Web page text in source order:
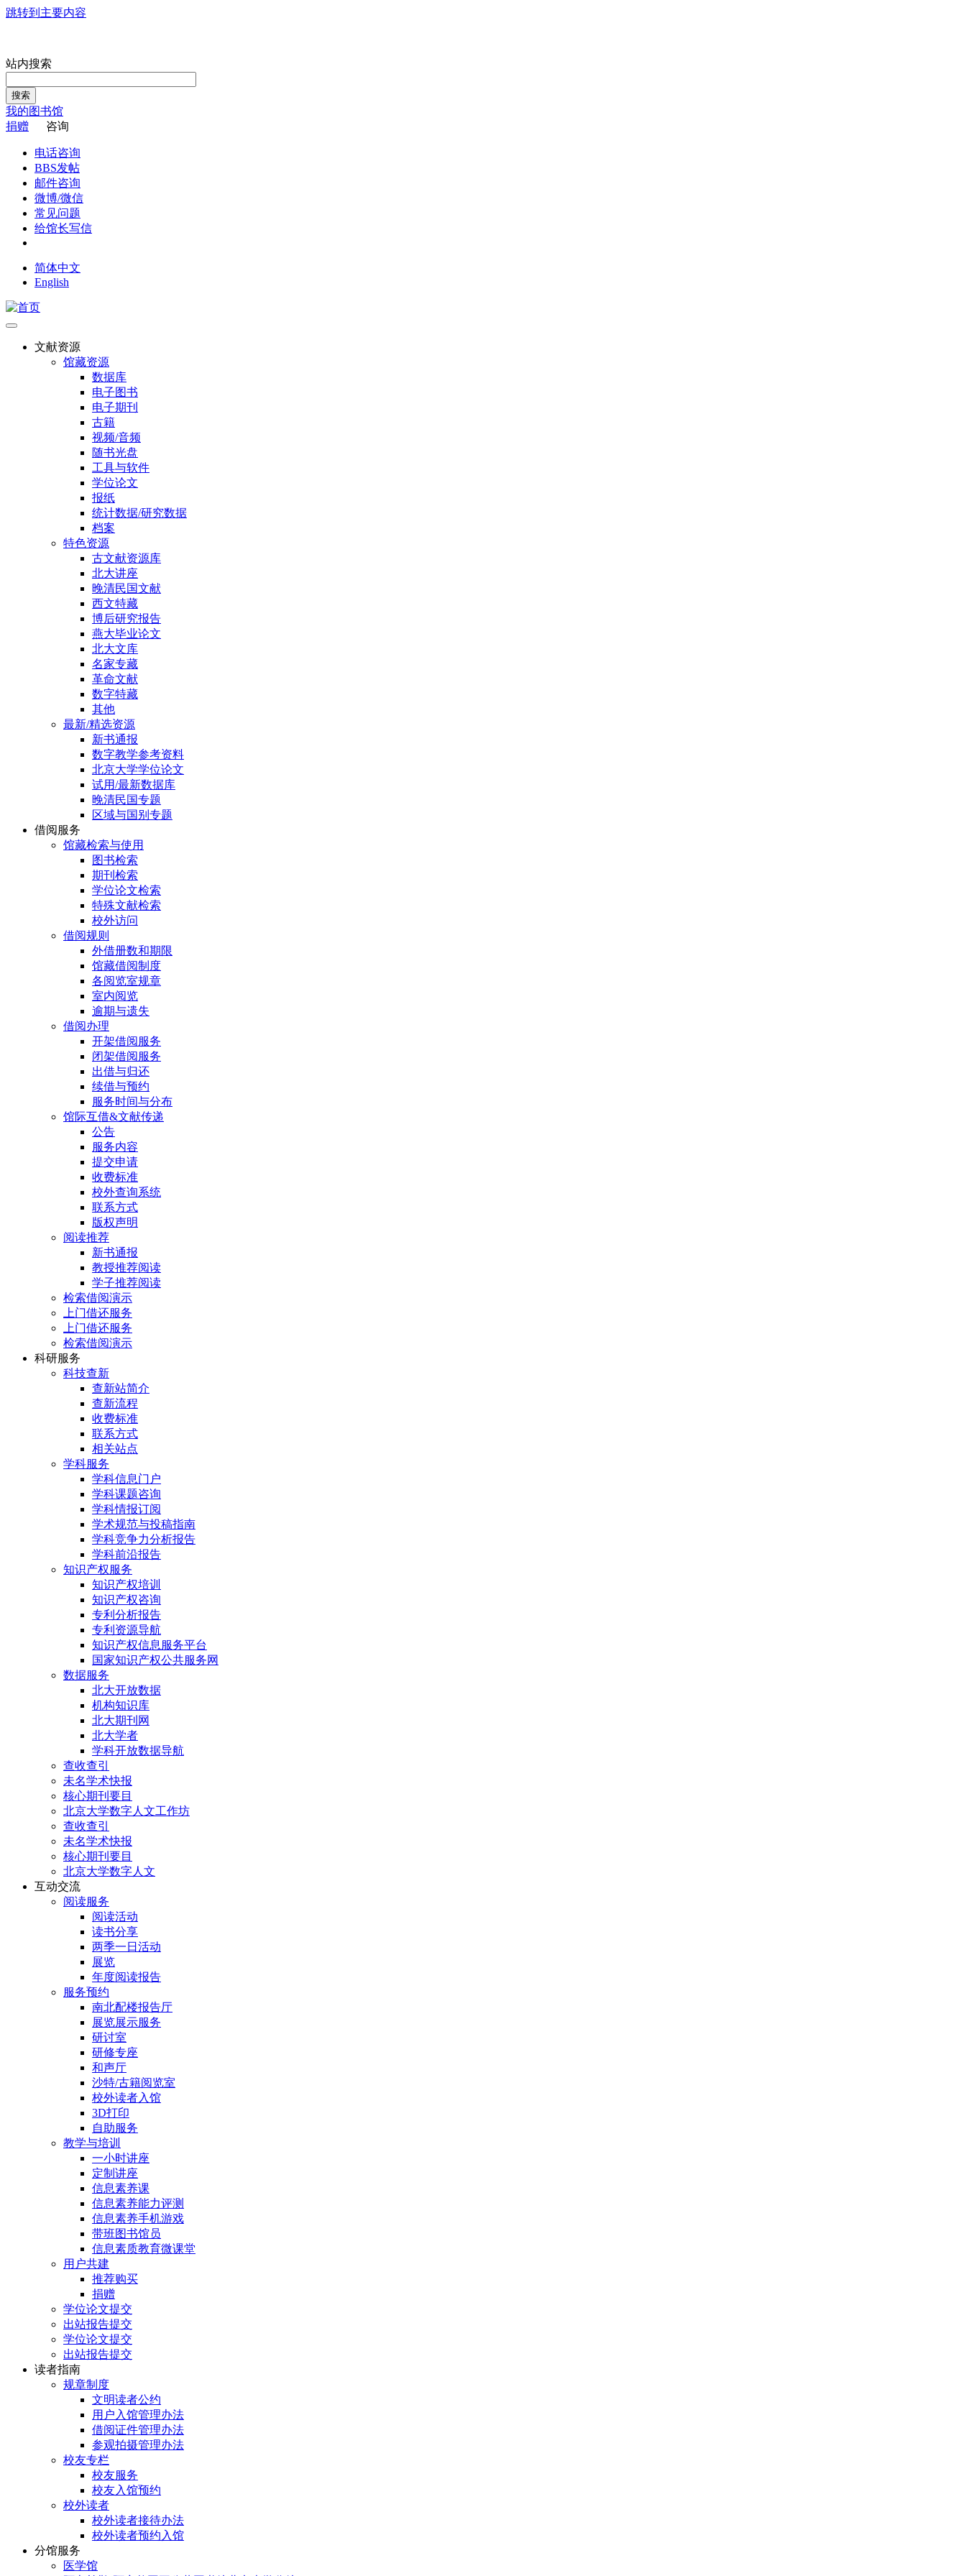
跳转到主要内容
站内搜索
搜索
我的图书馆
捐赠
咨询
电话咨询
BBS发帖
邮件咨询
微博/微信
常见问题
给馆长写信
简体中文
English
文献资源
馆藏资源
数据库
电子图书
电子期刊
古籍
视频/音频
随书光盘
工具与软件
学位论文
报纸
统计数据/研究数据
档案
特色资源
古文献资源库
北大讲座
晚清民国文献
西文特藏
博后研究报告
燕大毕业论文
北大文库
名家专藏
革命文献
数字特藏
其他
最新/精选资源
新书通报
数字教学参考资料
北京大学学位论文
试用/最新数据库
晚清民国专题
区域与国别专题
借阅服务
馆藏检索与使用
图书检索
期刊检索
学位论文检索
特殊文献检索
校外访问
借阅规则
外借册数和期限
馆藏借阅制度
各阅览室规章
室内阅览
逾期与遗失
借阅办理
开架借阅服务
闭架借阅服务
出借与归还
续借与预约
服务时间与分布
馆际互借&文献传递
公告
服务内容
提交申请
收费标准
校外查询系统
联系方式
版权声明
阅读推荐
新书通报
教授推荐阅读
学子推荐阅读
检索借阅演示
上门借还服务
上门借还服务
检索借阅演示
科研服务
科技查新
查新站简介
查新流程
收费标准
联系方式
相关站点
学科服务
学科信息门户
学科课题咨询
学科情报订阅
学术规范与投稿指南
学科竞争力分析报告
学科前沿报告
知识产权服务
知识产权培训
知识产权咨询
专利分析报告
专利资源导航
知识产权信息服务平台
国家知识产权公共服务网
数据服务
北大开放数据
机构知识库
北大期刊网
北大学者
学科开放数据导航
查收查引
未名学术快报
核心期刊要目
北京大学数字人文工作坊
查收查引
未名学术快报
核心期刊要目
北京大学数字人文
互动交流
阅读服务
阅读活动
读书分享
两季一日活动
展览
年度阅读报告
服务预约
南北配楼报告厅
展览展示服务
研讨室
研修专座
和声厅
沙特/古籍阅览室
校外读者入馆
3D打印
自助服务
教学与培训
一小时讲座
定制讲座
信息素养课
信息素养能力评测
信息素养手机游戏
带班图书馆员
信息素质教育微课堂
用户共建
推荐购买
捐赠
学位论文提交
出站报告提交
学位论文提交
出站报告提交
读者指南
规章制度
文明读者公约
用户入馆管理办法
借阅证件管理办法
参观拍摄管理办法
校友专栏
校友服务
校友入馆预约
校外读者
校外读者接待办法
校外读者预约入馆
分馆服务
医学馆